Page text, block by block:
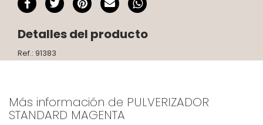
Detalles del producto
Ref.: 91383
Más información de PULVERIZADOR
STANDARD MAGENTA